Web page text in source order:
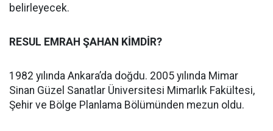
belirleyecek.
RESUL EMRAH ŞAHAN KİMDİR?
1982 yılında Ankara’da doğdu. 2005 yılında Mimar
Sinan Güzel Sanatlar Üniversitesi Mimarlık Fakültesi,
Şehir ve Bölge Planlama Bölümünden mezun oldu.